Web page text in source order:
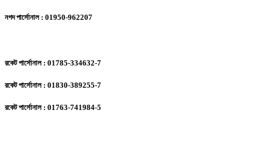
নগদ পার্সোনাল : 01950-962207
রকেট পার্সোনাল : 01785-334632-7
রকেট পার্সোনাল : 01830-389255-7
রকেট পার্সোনাল : 01763-741984-5